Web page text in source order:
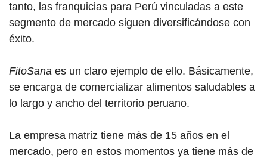
tanto, las franquicias para Perú vinculadas a este
segmento de mercado siguen diversificándose con
éxito.
FitoSana es un claro ejemplo de ello. Básicamente,
se encarga de comercializar alimentos saludables a
lo largo y ancho del territorio peruano.
La empresa matriz tiene más de 15 años en el
mercado, pero en estos momentos ya tiene más de